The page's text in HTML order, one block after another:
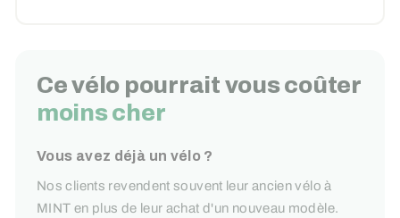
Ce vélo pourrait vous coûter
moins cher
Vous avez déjà un vélo ?
Nos clients revendent souvent leur ancien vélo à
MINT en plus de leur achat d'un nouveau modèle.